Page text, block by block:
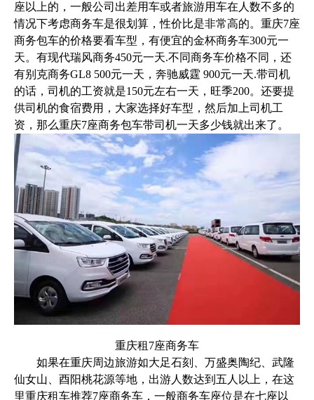
座以上的，一般公司出差用车或者旅游用车在人数不多的
情况下考虑商务车是很划算，性价比是非常高的。重庆7座
商务包车的价格要看车型，有便宜的金杯商务车300元一
天。有现代瑞风商务450元一天.不同商务车价格不同，还
有别克商务GL8 500元一天，奔驰威霆 900元一天.带司机
的话，司机的工资就是150元左右一天，旺季200。还要提
供司机的食宿费用，大家选择好车型，然后加上司机工
资，那么重庆7座商务包车带司机一天多少钱就出来了。
重庆租7座商务车
如果在重庆周边旅游如大足石刻、万盛奥陶纪、武隆
仙女山、酉阳桃花源等地，出游人数达到五人以上，在这
里重庆租车推荐7座商务车，一般商务车座位是在七座以